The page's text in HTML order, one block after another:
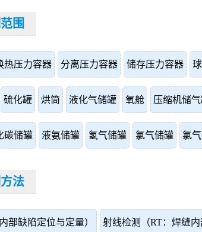
围
热压力容器 分离压力容器 储存压力容器
硫化罐 烘筒 液化气储罐 氧舱 压缩机储
碳储罐 液氨储罐 氢气储罐 氯气储罐 氯
法
部缺陷定位与定量） 射线检测（RT：焊缝内